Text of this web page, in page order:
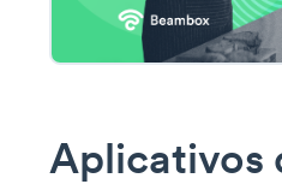
Aplicativos